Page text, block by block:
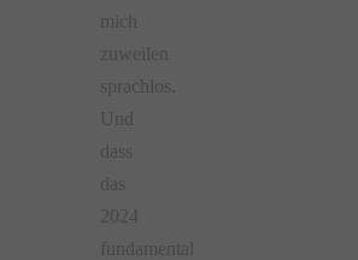
mich
zuweilen
sprachlos.
Und
dass
das
2024
fundamental